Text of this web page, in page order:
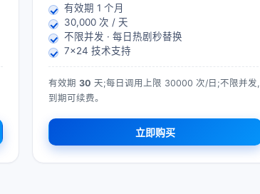
有效期1 个月
30,000 次 / 天
不限并发 · 每日热剧秒替换
7×24 技术支持
有效期30 天;每日调用上限 30000 次/日;不限并发,
到期可续费。
立即购买